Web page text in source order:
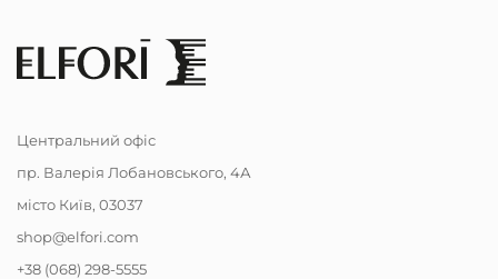
Центральний офіс
пр. Валерія Лобановського, 4А
місто Київ, 03037
shop@elfori.com
+38 (068) 298-5555